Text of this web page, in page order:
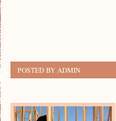
POSTED BY ADMIN